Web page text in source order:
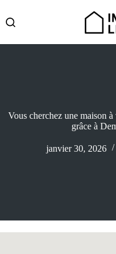
contenu
Vous cherchez une maison
grâce à
janvier 30, 2026